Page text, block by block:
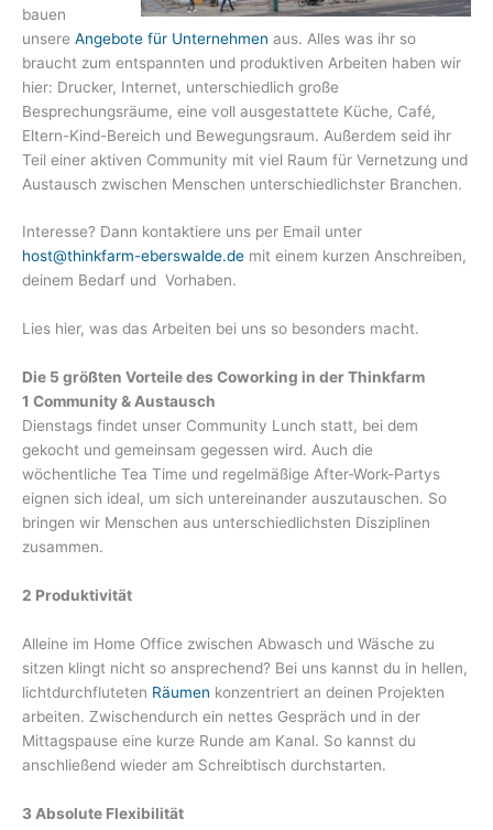
bauen
unsere Angebote für Unternehmen aus. Alles was ihr so
braucht zum entspannten und produktiven Arbeiten haben wir
hier: Drucker, Internet, unterschiedlich große
Besprechungsräume, eine voll ausgestattete Küche, Café,
Eltern-Kind-Bereich und Bewegungsraum. Außerdem seid ihr
Teil einer aktiven Community mit viel Raum für Vernetzung und
Austausch zwischen Menschen unterschiedlichster Branchen.
Interesse? Dann kontaktiere uns per Email unter
host@thinkfarm-eberswalde.de mit einem kurzen Anschreiben,
deinem Bedarf und Vorhaben.
Lies hier, was das Arbeiten bei uns so besonders macht.
Die 5 größten Vorteile des Coworking in der Thinkfarm
1 Community & Austausch
Dienstags findet unser Community Lunch statt, bei dem
gekocht und gemeinsam gegessen wird. Auch die
wöchentliche Tea Time und regelmäßige After-Work-Partys
eignen sich ideal, um sich untereinander auszutauschen. So
bringen wir Menschen aus unterschiedlichsten Disziplinen
zusammen.
2 Produktivität
Alleine im Home Office zwischen Abwasch und Wäsche zu
sitzen klingt nicht so ansprechend? Bei uns kannst du in hellen,
lichtdurchfluteten Räumen konzentriert an deinen Projekten
arbeiten. Zwischendurch ein nettes Gespräch und in der
Mittagspause eine kurze Runde am Kanal. So kannst du
anschließend wieder am Schreibtisch durchstarten.
3 Absolute Flexibilität